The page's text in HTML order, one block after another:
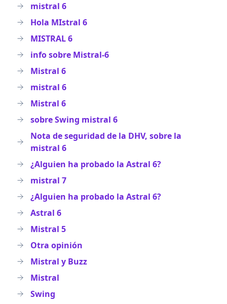
mistral 6
Hola MIstral 6
MISTRAL 6
info sobre Mistral-6
Mistral 6
mistral 6
Mistral 6
sobre Swing mistral 6
Nota de seguridad de la DHV, sobre la
mistral 6
¿Alguien ha probado la Astral 6?
mistral 7
¿Alguien ha probado la Astral 6?
Astral 6
Mistral 5
Otra opinión
Mistral y Buzz
Mistral
Swing